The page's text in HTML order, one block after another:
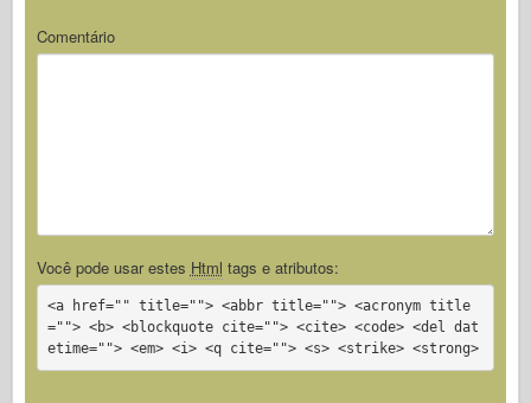
Comentário
Você pode usar estes Html tags e atributos:
<a href="" title=""> <abbr title=""> <acronym title
=""> <b> <blockquote cite=""> <cite> <code> <del dat
etime=""> <em> <i> <q cite=""> <s> <strike> <strong>